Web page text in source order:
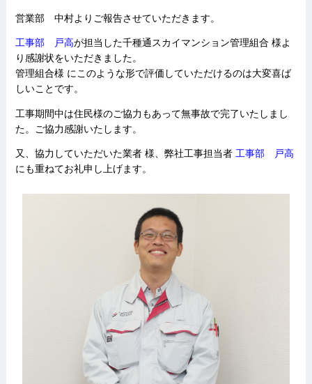
営業部 中村よりご報告させていただきます。
工事部 戸高が担当した千種通スカイマンション管理組合 様よ
り感謝状をいただきました。
管理組合様 にこのような形で評価していただけるのは大変喜ば
しいことです。
工事期間中は住民様のご協力もあって無事故で完了いたしまし
た。ご協力感謝いたします。
又、協力していただいた業者 様、弊社工事担当者 工事部 戸高
にも重ねてお礼申し上げます。